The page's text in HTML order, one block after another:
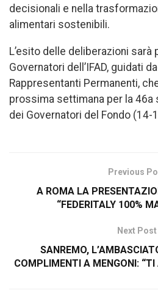
decisionali e nella
alimentari sostenibili.
L’esito delle deliberazioni sarà
Governatori dell’IFAD, guidati
Rappresentanti Permanenti,
prossima settimana per la
dei Governatori del Fondo (14-
Previous
A ROMA LA
“FEDERITALY 100%
Next Post
SANREMO,
COMPLIMENTI A MENGONI: